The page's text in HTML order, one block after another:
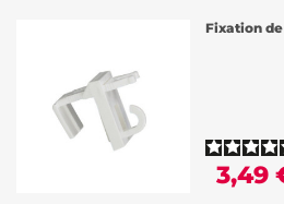
stores à petit prix, disponibles dès
Fixation
3,49